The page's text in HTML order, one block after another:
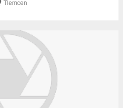
Tlemcen